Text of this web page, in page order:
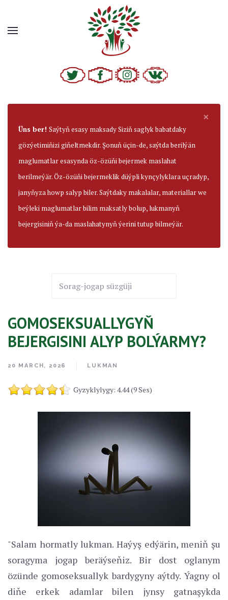
×
Üns ber! Saýtyň esasy maksady Siziň saglyk babatdaky
gözýetimiňizi giňeltmekdir. Şonuň üçin-de, saýtda berilýän
maglumatlar esasynda öz-özüňi bejermek maslahat
berilmeýär. Öz-özüňi bejermeklik düýpli kynçylyklara uçradyp,
janyňyza howp salyp biler. Saýtdaky makalalar, materiallar we
beýleki maglumatlar bilim maksatly bolup, lukmanyň
bejergisiniň ýa-da maslahatynyň ýerini tutup bilmeýär.
GOMOSEKSUALLYGYŇ
BEJERGISINI ALYP BOLÝARMY?
20 MARCH, 2026 LUKMAN
Gyzyklylygy: 4.44 (9 Ses)
"Salam hormatly lukman. Haýyş edýärin, meniň şu
soragyma jogap beräýseňiz. Bir dost oglanym
özünde gomoseksuallyk bardygyny aýtdy. Ýagny ol
diňe erkek adamlar bilen jynsy gatnaşykda